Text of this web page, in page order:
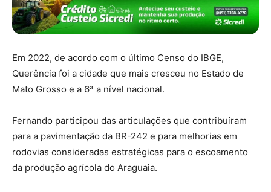
Em 2022, de acordo com o último Censo do IBGE,
Querência foi a cidade que mais cresceu no Estado de
Mato Grosso e a 6ª a nível nacional.
Fernando participou das articulações que contribuíram
para a pavimentação da BR-242 e para melhorias em
rodovias consideradas estratégicas para o escoamento
da produção agrícola do Araguaia.